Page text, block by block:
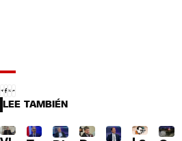
LEE TAMBIÉN